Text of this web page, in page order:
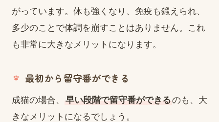
がっています。体も強くなり、免疫も鍛えられ、
多少のことで体調を崩すことはありません。これ
も非常に大きなメリットになります。
最初から留守番ができる
成猫の場合、 早い段階で留守番ができるのも、大
きなメリットになるでしょう。